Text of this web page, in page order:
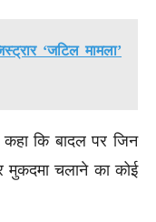
‘जटिल मामला’
कि बादल पर जिन
मुकदमा चलाने का कोई